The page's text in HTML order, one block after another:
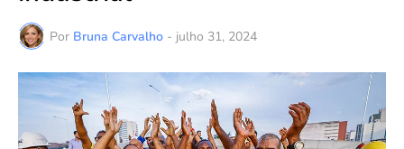
Por Bruna Carvalho - julho 31, 2024